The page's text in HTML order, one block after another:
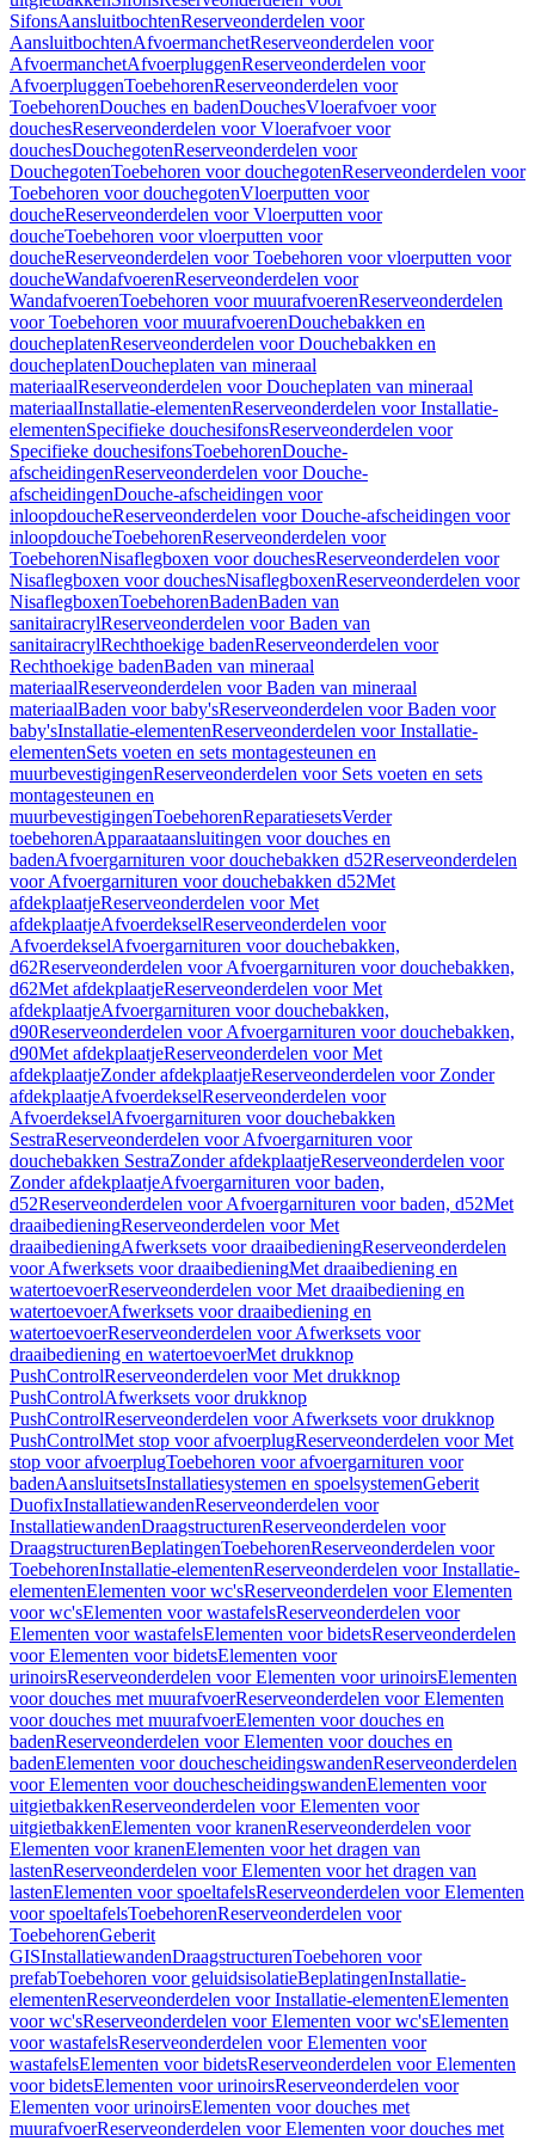
SifonsAansluitbochtenReserveonderdelen voor
AansluitbochtenAfvoermanchetReserveonderdelen voor
AfvoermanchetAfvoerpluggenReserveonderdelen voor
AfvoerpluggenToebehorenReserveonderdelen voor
ToebehorenDouches en badenDouchesVloerafvoer voor
douchesReserveonderdelen voor Vloerafvoer voor
douchesDouchegotenReserveonderdelen voor
DouchegotenToebehoren voor douchegotenReserveonderdelen voor
Toebehoren voor douchegotenVloerputten voor
doucheReserveonderdelen voor Vloerputten voor
doucheToebehoren voor vloerputten voor
doucheReserveonderdelen voor Toebehoren voor vloerputten voor
doucheWandafvoerenReserveonderdelen voor
WandafvoerenToebehoren voor muurafvoerenReserveonderdelen
voor Toebehoren voor muurafvoerenDouchebakken en
doucheplatenReserveonderdelen voor Douchebakken en
doucheplatenDoucheplaten van mineraal
materiaalReserveonderdelen voor Doucheplaten van mineraal
materiaalInstallatie-elementenReserveonderdelen voor Installatie-
elementenSpecifieke douchesifonsReserveonderdelen voor
Specifieke douchesifonsToebehorenDouche-
afscheidingenReserveonderdelen voor Douche-
afscheidingenDouche-afscheidingen voor
inloopdoucheReserveonderdelen voor Douche-afscheidingen voor
inloopdoucheToebehorenReserveonderdelen voor
ToebehorenNisaflegboxen voor douchesReserveonderdelen voor
Nisaflegboxen voor douchesNisaflegboxenReserveonderdelen voor
NisaflegboxenToebehorenBadenBaden van
sanitairacrylReserveonderdelen voor Baden van
sanitairacrylRechthoekige badenReserveonderdelen voor
Rechthoekige badenBaden van mineraal
materiaalReserveonderdelen voor Baden van mineraal
materiaalBaden voor baby'sReserveonderdelen voor Baden voor
baby'sInstallatie-elementenReserveonderdelen voor Installatie-
elementenSets voeten en sets montagesteunen en
muurbevestigingenReserveonderdelen voor Sets voeten en sets
montagesteunen en
muurbevestigingenToebehorenReparatiesetsVerder
toebehorenApparaataansluitingen voor douches en
badenAfvoergarnituren voor douchebakken d52Reserveonderdelen
voor Afvoergarnituren voor douchebakken d52Met
afdekplaatjeReserveonderdelen voor Met
afdekplaatjeAfvoerdekselReserveonderdelen voor
AfvoerdekselAfvoergarnituren voor douchebakken,
d62Reserveonderdelen voor Afvoergarnituren voor douchebakken,
d62Met afdekplaatjeReserveonderdelen voor Met
afdekplaatjeAfvoergarnituren voor douchebakken,
d90Reserveonderdelen voor Afvoergarnituren voor douchebakken,
d90Met afdekplaatjeReserveonderdelen voor Met
afdekplaatjeZonder afdekplaatjeReserveonderdelen voor Zonder
afdekplaatjeAfvoerdekselReserveonderdelen voor
AfvoerdekselAfvoergarnituren voor douchebakken
SestraReserveonderdelen voor Afvoergarnituren voor
douchebakken SestraZonder afdekplaatjeReserveonderdelen voor
Zonder afdekplaatjeAfvoergarnituren voor baden,
d52Reserveonderdelen voor Afvoergarnituren voor baden, d52Met
draaibedieningReserveonderdelen voor Met
draaibedieningAfwerksets voor draaibedieningReserveonderdelen
voor Afwerksets voor draaibedieningMet draaibediening en
watertoevoerReserveonderdelen voor Met draaibediening en
watertoevoerAfwerksets voor draaibediening en
watertoevoerReserveonderdelen voor Afwerksets voor
draaibediening en watertoevoerMet drukknop
PushControlReserveonderdelen voor Met drukknop
PushControlAfwerksets voor drukknop
PushControlReserveonderdelen voor Afwerksets voor drukknop
PushControlMet stop voor afvoerplugReserveonderdelen voor Met
stop voor afvoerplugToebehoren voor afvoergarnituren voor
badenAansluitsetsInstallatiesystemen en spoelsystemenGeberit
DuofixInstallatiewandenReserveonderdelen voor
InstallatiewandenDraagstructurenReserveonderdelen voor
DraagstructurenBeplatingenToebehorenReserveonderdelen voor
ToebehorenInstallatie-elementenReserveonderdelen voor Installatie-
elementenElementen voor wc'sReserveonderdelen voor Elementen
voor wc'sElementen voor wastafelsReserveonderdelen voor
Elementen voor wastafelsElementen voor bidetsReserveonderdelen
voor Elementen voor bidetsElementen voor
urinoirsReserveonderdelen voor Elementen voor urinoirsElementen
voor douches met muurafvoerReserveonderdelen voor Elementen
voor douches met muurafvoerElementen voor douches en
badenReserveonderdelen voor Elementen voor douches en
badenElementen voor douchescheidingswandenReserveonderdelen
voor Elementen voor douchescheidingswandenElementen voor
uitgietbakkenReserveonderdelen voor Elementen voor
uitgietbakkenElementen voor kranenReserveonderdelen voor
Elementen voor kranenElementen voor het dragen van
lastenReserveonderdelen voor Elementen voor het dragen van
lastenElementen voor spoeltafelsReserveonderdelen voor Elementen
voor spoeltafelsToebehorenReserveonderdelen voor
ToebehorenGeberit
GISInstallatiewandenDraagstructurenToebehoren voor
prefabToebehoren voor geluidsisolatieBeplatingenInstallatie-
elementenReserveonderdelen voor Installatie-elementenElementen
voor wc'sReserveonderdelen voor Elementen voor wc'sElementen
voor wastafelsReserveonderdelen voor Elementen voor
wastafelsElementen voor bidetsReserveonderdelen voor Elementen
voor bidetsElementen voor urinoirsReserveonderdelen voor
Elementen voor urinoirsElementen voor douches met
muurafvoerReserveonderdelen voor Elementen voor douches met